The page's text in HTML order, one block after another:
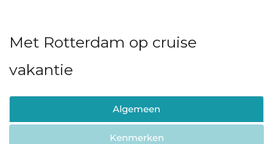
Met Rotterdam op cruise
vakantie
Algemeen
Kenmerken